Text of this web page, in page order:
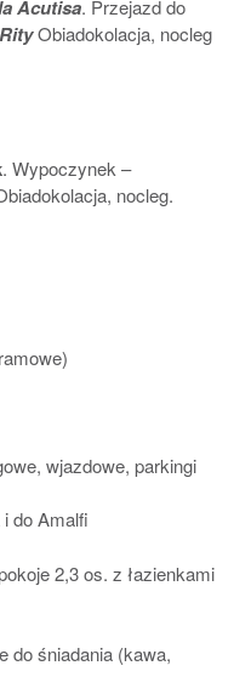
Acutisa. Przejazd do
Obiadokolacja, nocleg
. Wypoczynek –
nocleg.
wjazdowe, parkingi
do Amalfi
2,3 os. z łazienkami
do śniadania (kawa,